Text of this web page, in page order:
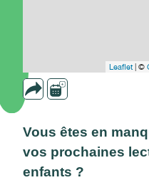
Leaflet| ©
Vous êtes en
vos prochaines
enfants ?